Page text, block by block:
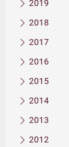
2019
2018
2017
2016
2015
2014
2013
2012